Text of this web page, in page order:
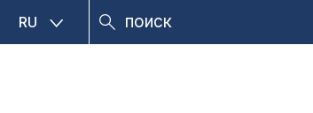
RU